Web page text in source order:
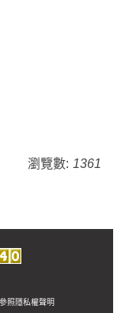
瀏覽數: 1361
照隱私權聲明